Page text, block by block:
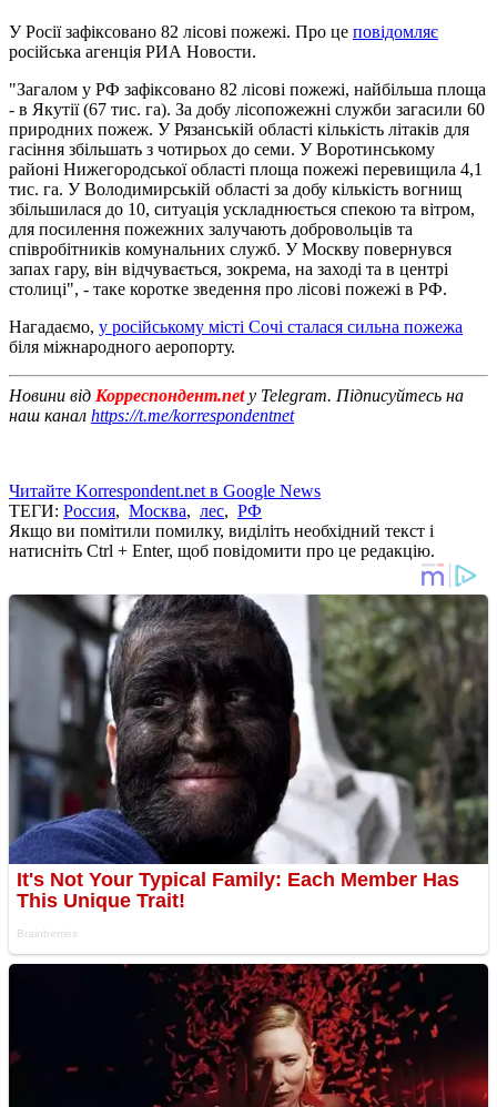
У Росії зафіксовано 82 лісові пожежі. Про це повідомляє
російська агенція РИА Новости.
"Загалом у РФ зафіксовано 82 лісові пожежі, найбільша площа
- в Якутії (67 тис. га). За добу лісопожежні служби загасили 60
природних пожеж. У Рязанській області кількість літаків для
гасіння збільшать з чотирьох до семи. У Воротинському
районі Нижегородської області площа пожежі перевищила 4,1
тис. га. У Володимирській області за добу кількість вогнищ
збільшилася до 10, ситуація ускладнюється спекою та вітром,
для посилення пожежних залучають добровольців та
співробітників комунальних служб. У Москву повернувся
запах гару, він відчувається, зокрема, на заході та в центрі
столиці", - таке коротке зведення про лісові пожежі в РФ.
Нагадаємо, у російському місті Сочі сталася сильна пожежа
біля міжнародного аеропорту.
Новини від Корреспондент.netу Telegram. Підписуйтесь на
наш канал https://t.me/korrespondentnet
Читайте Korrespondent.net в Google News
ТЕГИ: Россия, Москва, лес, РФ
Якщо ви помітили помилку, виділіть необхідний текст і
натисніть Ctrl + Enter, щоб повідомити про це редакцію.